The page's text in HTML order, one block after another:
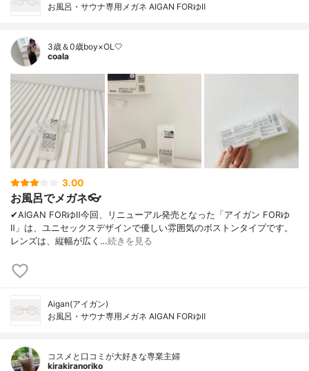
お風呂・サウナ専用メガネ AIGAN FORゆⅡ
3歳＆0歳boy×OL🤍
coala
3.00
お風呂でメガネ👓
✔︎AIGAN FORゆⅡ今回、リニューアル発売となった「アイガン FORゆ
Ⅱ」は、ユニセックスデザインで優しい雰囲気のボストンタイプです。
レンズは、縦幅が広く…続きを見る
Aigan(アイガン)
お風呂・サウナ専用メガネ AIGAN FORゆⅡ
コスメと口コミが大好きな専業主婦
kirakiranoriko